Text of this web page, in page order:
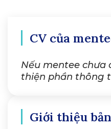
CV của
Nếu mentee chưa
thiện phần thông
Giới thiệu